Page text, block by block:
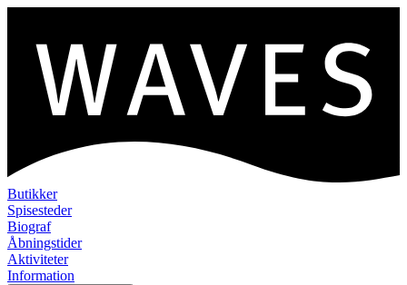
Butikker
Spisesteder
Biograf
Åbningstider
Aktiviteter
Information